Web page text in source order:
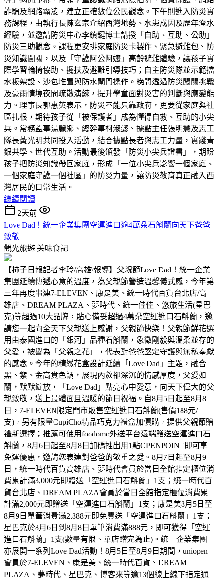
詐騙及網路霸凌，建立正確數位公民觀念。下午則進入防災實
務課程，由執行長陳玄宗介紹西灣地勢、水患成因及歷年淹水
經驗，並邀請防災中心李鎮鍵博士講授「自助、互助、公助」
防災三助觀念。課程更安排家庭防災卡製作、緊急避難包、防
災知識闖關，以及「守護阿公阿嬤」高齡避難體驗，讓孩子實
際學習輪椅協助、攙扶及避難引導技巧；自主防災隊並示範擋
水板架設、沙包堆置與防水閘門操作。晚間透過防災闖關挑戰
及豪雨情境夜間疏散演練，提升學童面對災害的判斷與應變能
力。理事長郭惠英表示，防災不能只靠政府，更要從家庭與社
區扎根，期待孩子從「被保護者」成為懂得自救、互助的小尖
兵。常務監事湯麗鄉、總幹事柯淑懿、據點主任張明慧及志工
隊長黃光明共同投入活動，結合據點長者與志工力量，實踐青
銀共學、世代互助。活動最後頒發「防災小尖兵證書」，期盼
孩子把防災知識帶回家庭，形成「一位小尖兵影響一個家庭、
一個家庭守護一個社區」的防災力量，讓防災教育真正融入西
灣居民的日常生活。
繼續閱讀
2天前
Love Dad！統一企業集團空運進口逾4萬朵石斛蘭向天下爸爸
致敬
觀光旅遊 美味食記
【柿子日報記者李玲/高雄\報導】父親節Love Dad！統一企業
集團延續傳遞心意的溫度，為父親節營造溫馨儀式感，今年第
三年再度串連7-ELEVEN、康是美、統一時代百貨台北店/高
雄店、DREAM PLAZA、夢時代、統一佳佳、悠旅生活(星巴
克)等超過10大品牌，貼心備妥超過4萬朵空運進口石斛蘭，邀
請您一起向全天下父親送上感謝，父親節快樂！父親節鮮花選
用由泰國進口的「銀河」品種石斛蘭，象徵剛毅與溫柔並存的
父愛，被譽為「父親之花」，代表對爸爸堅定守護與無私奉獻
的感念。今年的精緻花盒設計延續「Love Dad」主題，融合
黑、紫、金高貴色調，展現內斂卻深沉的情感厚度，父愛如
蘭，默默綻放，「Love Dad」點亮心中愛意，向天下偉大的父
親致敬，送上最體面且溫暖的節日祝福。自8月5日起至8月8
日，7-ELEVEN限定門市販售空運進口石斛蘭(售價188元/
支)，另有限量CupiCho精品巧克力禮盒加價購，提供父親節贈
禮新選擇；推薦可使用foodomo外送平台遠端贈送空運進口石
斛蘭，8月6日起至8月8日加碼推出用1點OPENPOINT即可享
免運優惠，邀請您表達對爸爸的敬重之愛。8月7日起至8月9
日，統一時代百貨高雄店、夢時代會員於當日全館指定櫃位消
費累計滿3,000元即贈送「空運進口石斛蘭」1支；統一時代百
貨台北店、DREAM PLAZA會員於當日全館指定櫃位消費累
計滿2,000元即贈送「空運進口石斛蘭」1支；康是美8月5日至
8月9日單筆消費滿2,888元即免費送「空運進口石斛蘭」1支；
星巴克於8月6日到8月8日單筆消費滿888元，即可獲得「空運
進口石斛蘭」1支(數量有限、單店贈完為止)。統一企業集團
亦展開一系列Love Dad活動！8月5日至8月9日期間，uniopen
會員於7-ELEVEN、康是美、統一時代百貨、DREAM
PLAZA、夢時代、星巴克、博客來等逾13個線上線下指定通